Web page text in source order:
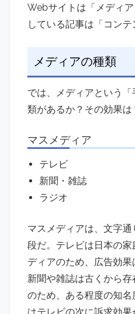
Webサイトは「メディ
している記事は「コンテ
メディアの種類
では、メディアという
類があるか？その効果は
マスメディア
テレビ
新聞・雑誌
ラジオ
マスメディアは、文字
段だ。テレビは日本の
ディアのため、広告効果
新聞や雑誌は古くから
のため、ある程度の知